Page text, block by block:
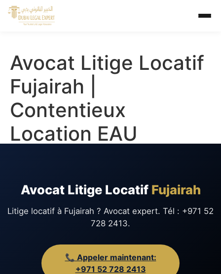
Avocat Litige Locatif
Fujairah |
Contentieux
Location EAU
Avocat Litige Locatif Fujairah
Litige locatif à Fujairah ? Avocat expert. Tél : +971 52
728 2413.
📞 Appeler maintenant:
+971 52 728 2413